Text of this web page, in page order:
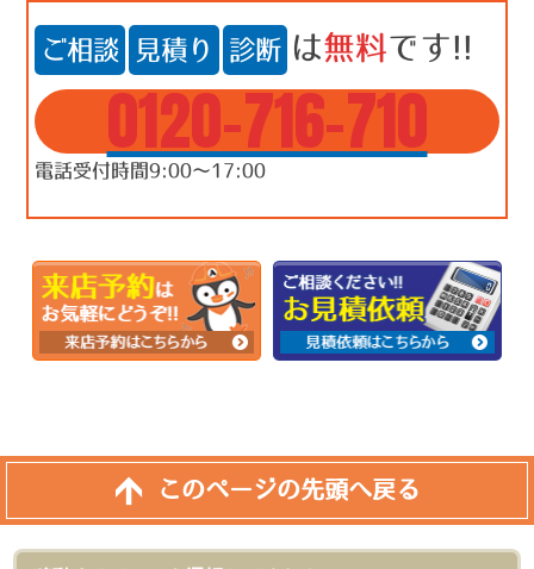
ご相談 見積り 診断 は無料です!!
0120-716-710
電話受付時間9:00～17:00
このページの先頭へ戻る